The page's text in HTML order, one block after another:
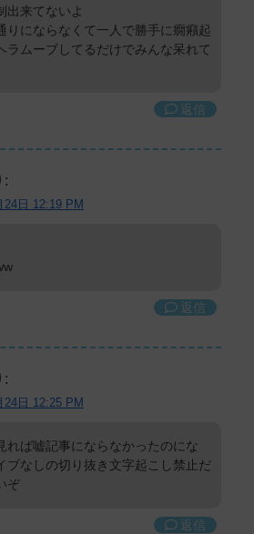
出来てないよ
りにならなくて一人で勝手に癇癪起
ラムーブしてるだけでみんな呆れて
返信
:
24日 12:19 PM
返信
:
24日 12:25 PM
れば嘘記事にならなかったのにな
ブなしの切り抜き文字起こし禁止だ
ぞ
返信